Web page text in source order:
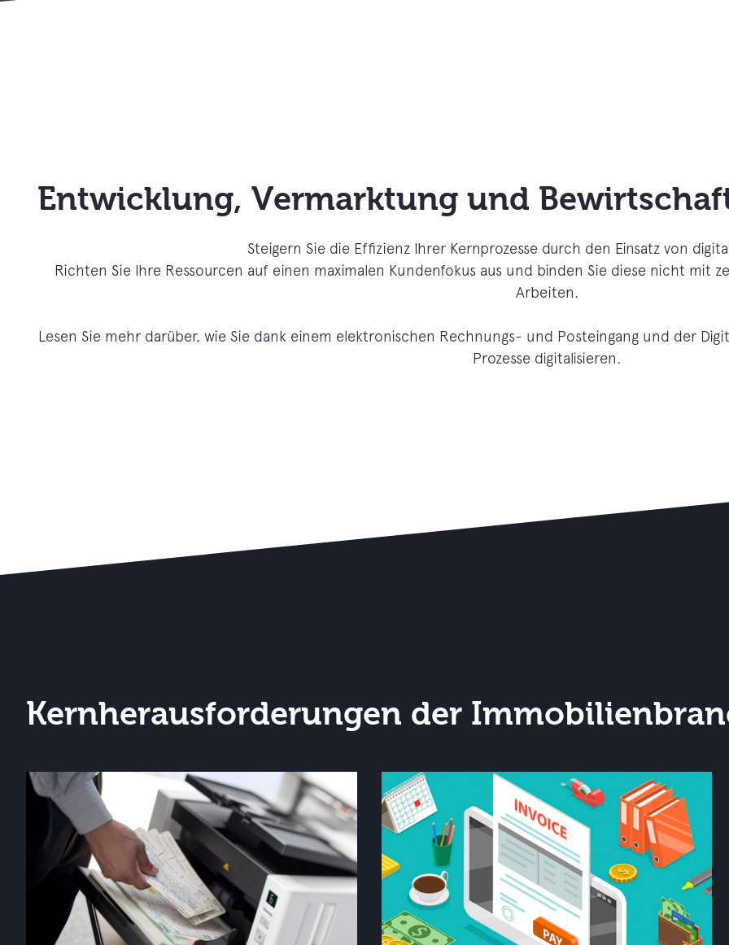
Entwicklung, Vermarktung und
Steigern Sie die Effizienz Ihrer Kernprozesse durch den Einsatz von
Richten Sie Ihre Ressourcen auf einen maximalen Kundenfokus aus und binden Sie diese nicht mit
Arbeiten.
Lesen Sie mehr darüber, wie Sie dank einem elektronischen Rechnungs- und Posteingang und der
Prozesse digitalisieren.
Kernherausforderungen der